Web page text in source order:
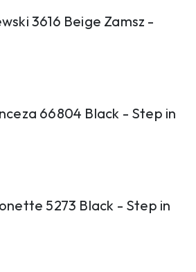
3616 Beige Zamsz -
DO PRODUKTU
66804 Black - Step in
DO PRODUKTU
5273 Black - Step in
DO PRODUKTU